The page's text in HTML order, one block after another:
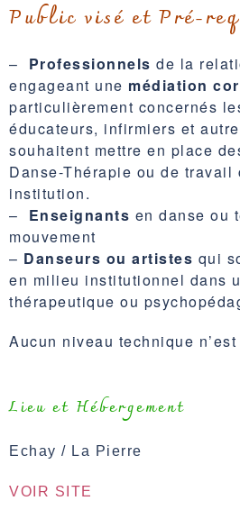
Public visé et Pré-
– Professionnels de la
engageant une médiation
particulièrement concernés
éducateurs, infirmiers et
souhaitent mettre en place
Danse-Thérapie ou de travail
institution.
– Enseignants en danse ou
mouvement
– Danseurs ou artistes qui
en milieu institutionnel dans
thérapeutique ou
Aucun niveau technique
Lieu et Hébergement
Echay / La Pierre
VOIR SITE